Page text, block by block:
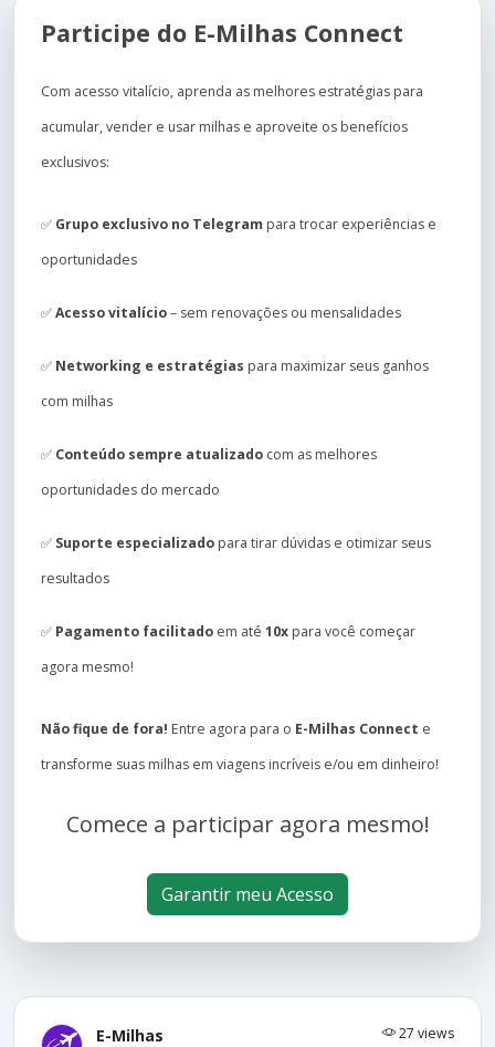
Participe do E-Milhas Connect
Com acesso vitalício, aprenda as melhores estratégias para
acumular, vender e usar milhas e aproveite os benefícios
exclusivos:
✅ Grupo exclusivo no Telegram para trocar experiências e
oportunidades
✅Acesso vitalício– sem renovações ou mensalidades
✅ Networking e estratégias para maximizar seus ganhos
com milhas
✅ Conteúdo sempre atualizado com as melhores
oportunidades do mercado
✅ Suporte especializado para tirar dúvidas e otimizar seus
resultados
✅ Pagamento facilitado em até 10x para você começar
agora mesmo!
Não fique de fora! Entre agora para o E-Milhas Connect e
transforme suas milhas em viagens incríveis e/ou em dinheiro!
Comece a participar agora mesmo!
Garantir meu Acesso
E-Milhas 27 views